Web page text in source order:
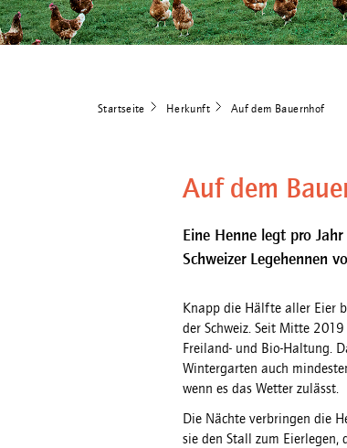
Startseite Herkunft Auf dem Bauernhof
Auf dem
Eine Henne legt pro
Schweizer Legehennen
Knapp die Hälfte aller Eier
der Schweiz. Seit Mitte
Freiland- und Bio-Haltung.
Wintergarten auch
wenn es das Wetter zulässt.
Die Nächte verbringen die
sie den Stall zum Eierlegen,